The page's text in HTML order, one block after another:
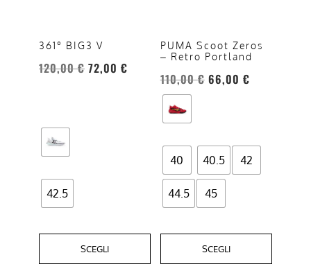
361° BIG3 V
120,00€ 72,00 €
42.5
SCEGLI
opzioni
essere
pagina
del
PUMA Scoot Zeros
– Retro Portland
110,00€ 66,00 €
40 40.5 42
44.5 45
SCEGLI
opzioni
possono
essere
scelte
nella
del
prodotto